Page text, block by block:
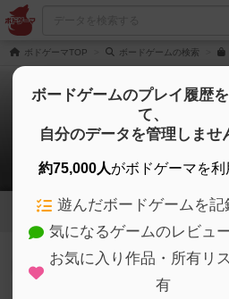
ボドゲーマTOP ボードゲームの検索
Dr.ラッキ
1件のルール/イ
7 1
104名
ボードゲームのプレイ履歴
て、
自分のデータを管理しませ
約75,000人がボドゲーマを利
遊んだボードゲームを記
気になるゲームのレビュ
お気に入り作品・所有リ
有